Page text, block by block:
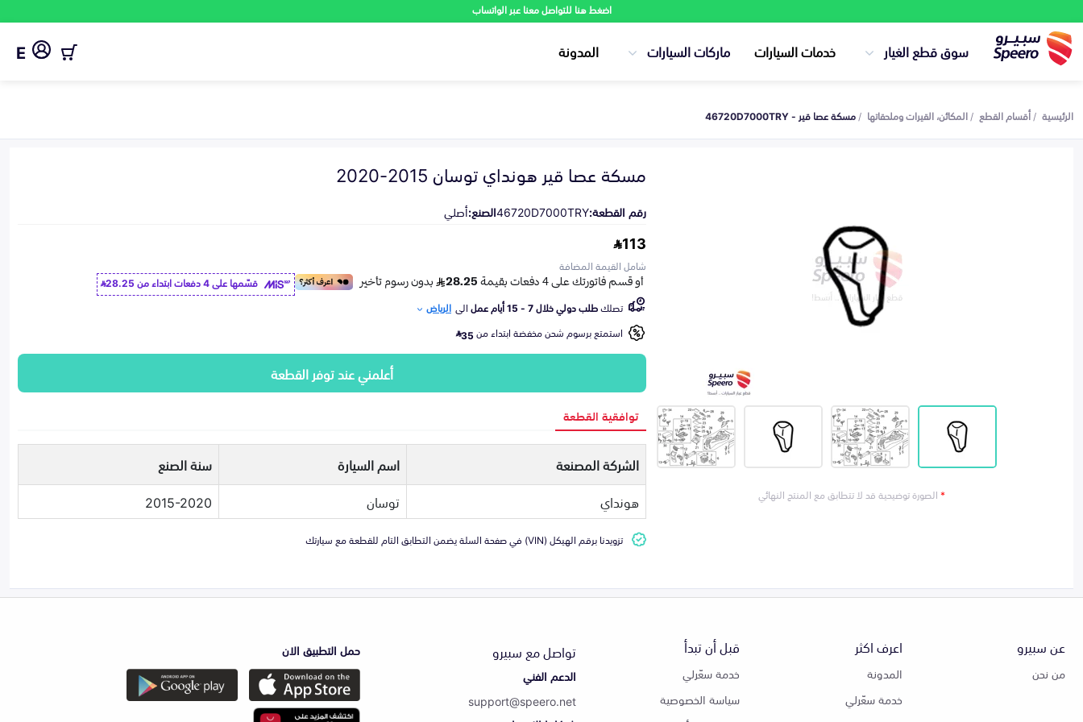
اضغط هنا للتواصل معنا عبر الواتساب
سوق قطع الغيار خدمات السيارات ماركات السيارات المدونة E
الرئيسية أقسام القطع المكائن، القيرات وملحقاتها مسكة عصا قير - 46720D7000TRY
*الصورة توضيحية قد لا تتطابق مع المنتج النهائي
مسكة عصا قير هونداي توسان 2015-2020
رقم القطعة:46720D7000TRYالصنع:أصلي
113
شامل القيمة المضافة
قسّمها على 4 دفعات ابتداء من
28.25
تصلكطلب دولي خلال 7 - 15 أيام عمل الى الرياض
استمتع برسوم شحن مخفضة ابتداء من35
أعلمني عند توفر القطعة
توافقية القطعة
الشركة المصنعة اسم السيارة
سنة الصنع
هونداي
توسان 2015-2020
تزويدنا برقم الهيكل (VIN) في صفحة السلة يضمن التطابق التام للقطعة مع سيارتك
عن سبيرو
من نحن
اعرف اكثر
المدونة
خدمة سعّرلي
قبل أن تبدأ
خدمة سعّرلي
سياسة الخصوصية
تواصل مع سبيرو
الدعم الفني
support@speero.net
حمل التطبيق الان